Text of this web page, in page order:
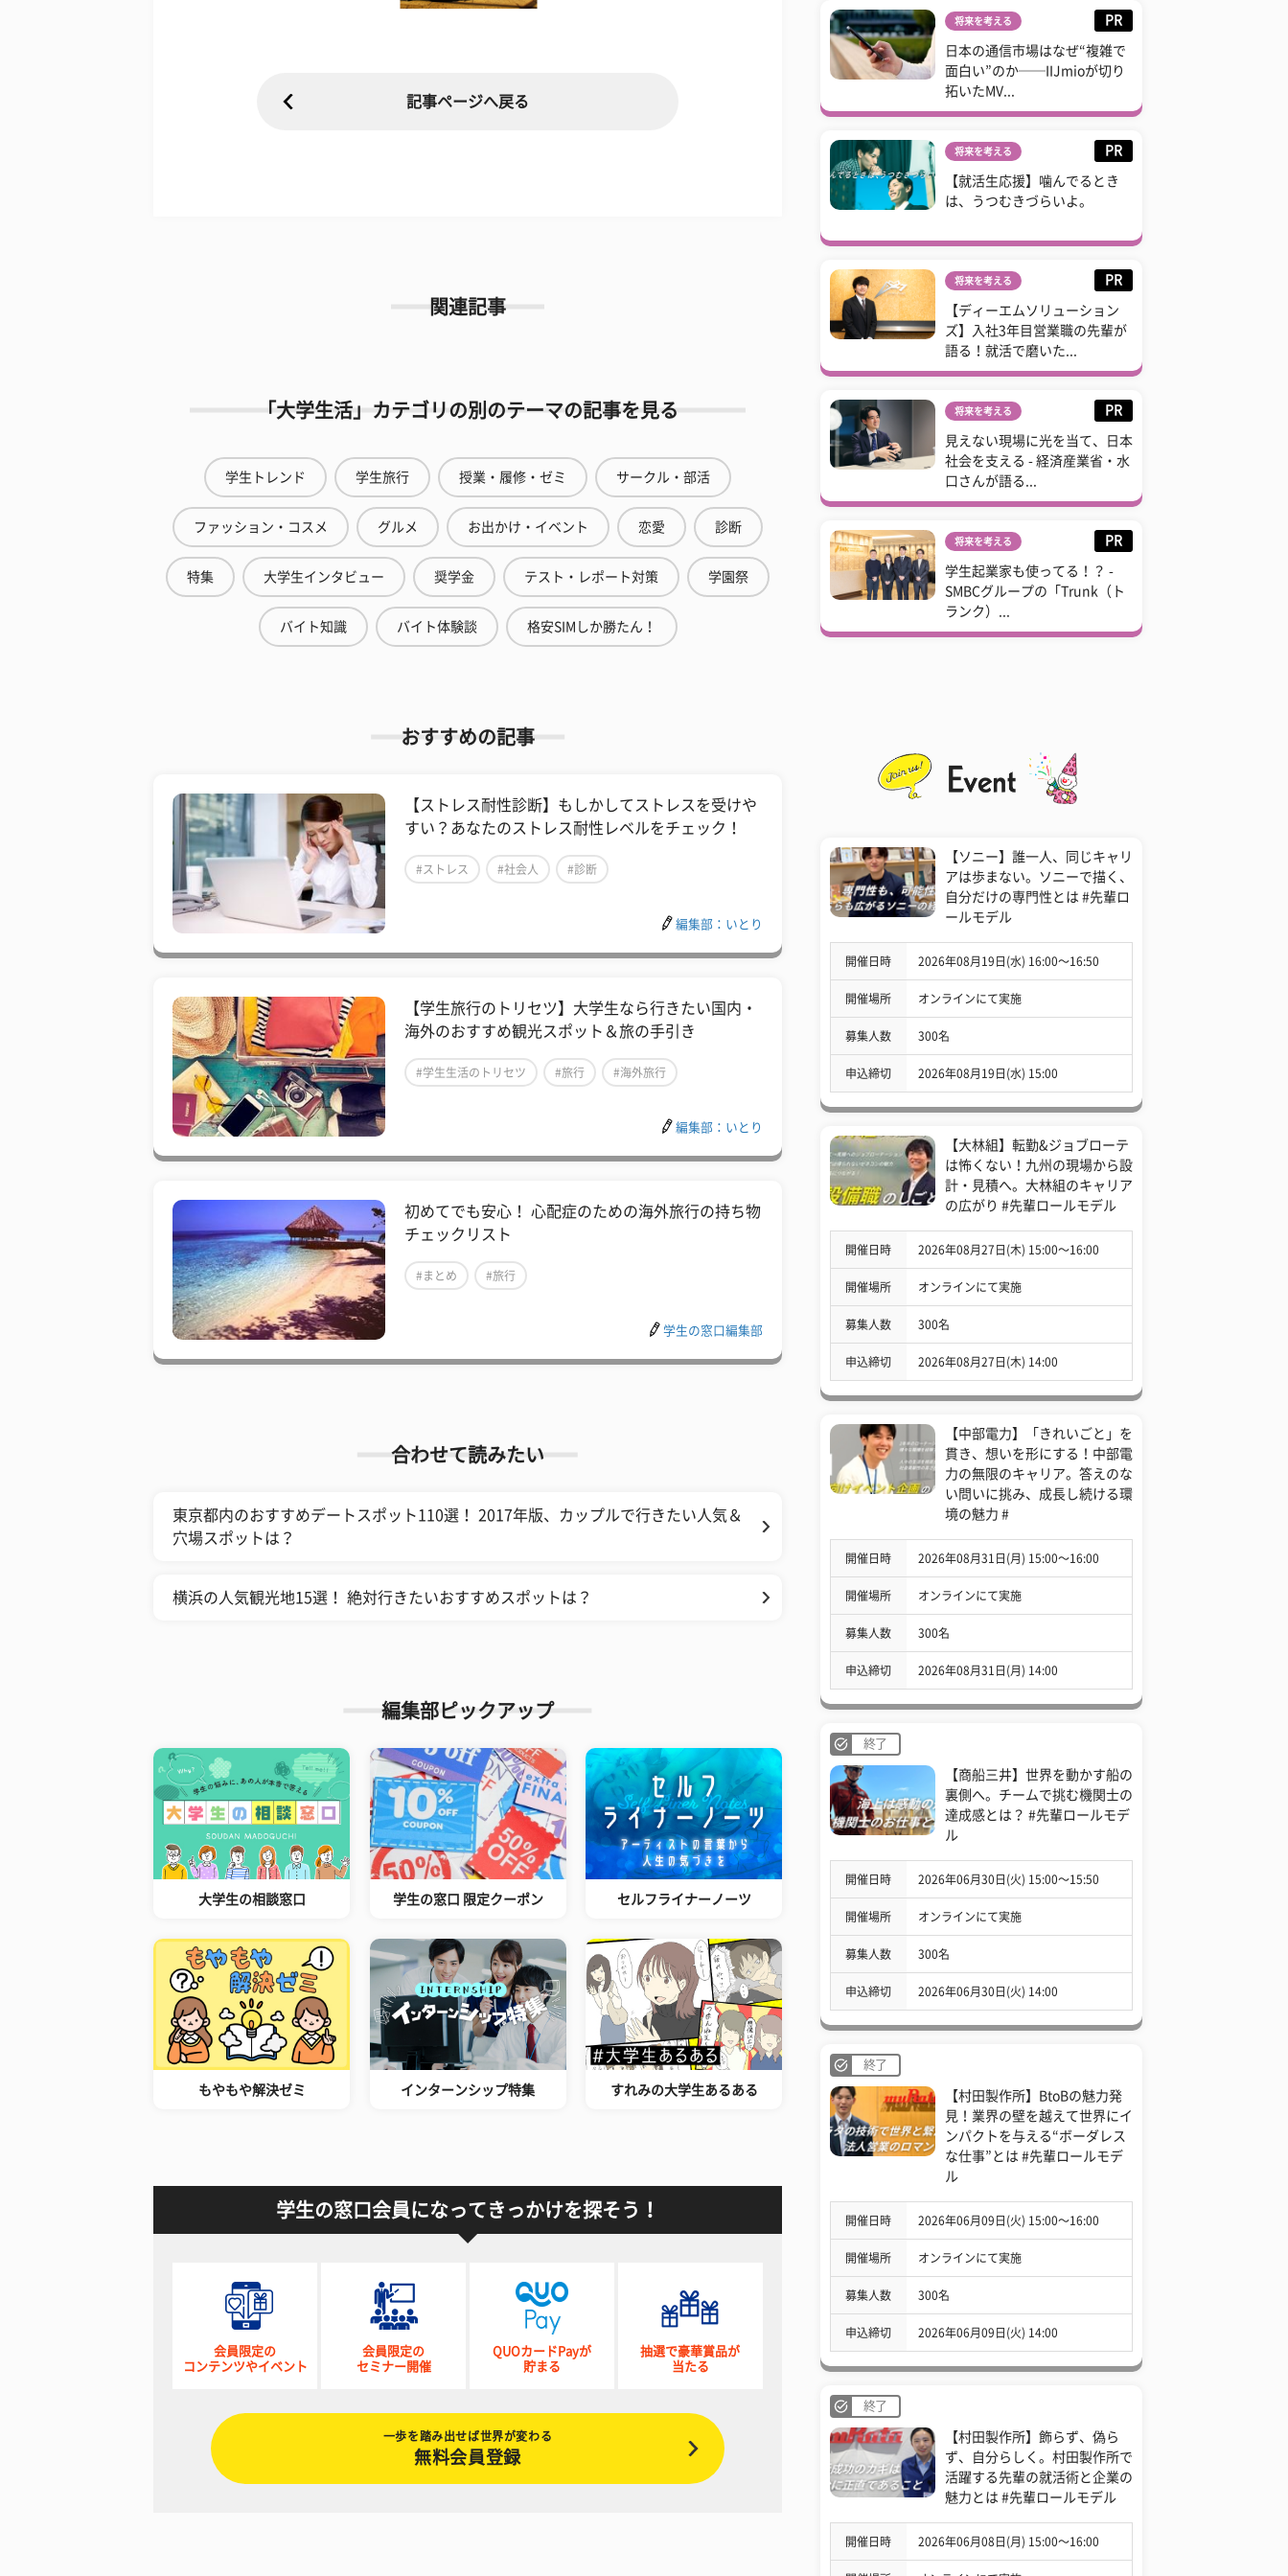
記事ページへ戻る
関連記事
「大学生活」カテゴリの別のテーマの記事を見る
学生トレンド 学生旅行 授業・履修・ゼミ サークル・部活
ファッション・コスメ グルメ お出かけ・イベント 恋愛 診断
特集 大学生インタビュー 奨学金 テスト・レポート対策 学園祭
バイト知識 バイト体験談 格安SIMしか勝たん！
おすすめの記事
【ストレス耐性診断】もしかしてストレスを受けや
すい？あなたのストレス耐性レベルをチェック！
#ストレス #社会人 #診断
編集部：いとり
【学生旅行のトリセツ】大学生なら行きたい国内・
海外のおすすめ観光スポット＆旅の手引き
#学生生活のトリセツ #旅行 #海外旅行
編集部：いとり
​初めてでも安心！ 心配症のための海外旅行の持ち物
チェックリスト
#まとめ #旅行
学生の窓口編集部
合わせて読みたい
東京都内のおすすめデートスポット110選！ 2017年版、カップルで行きたい人気＆
穴場スポットは？
横浜の人気観光地15選！ 絶対行きたいおすすめスポットは？
編集部ピックアップ
大学生の相談窓口 学生の窓口 限定クーポン セルフライナーノーツ
もやもや解決ゼミ インターンシップ特集 すれみの大学生あるある
学生の窓口会員になってきっかけを探そう！
会員限定の
コンテンツやイベント
会員限定の
セミナー開催
QUOカードPayが
貯まる
抽選で豪華賞品が
当たる
一歩を踏み出せば世界が変わる
無料会員登録
将来を考える PR
日本の通信市場はなぜ“複雑で
面白い”のか──IIJmioが切り
拓いたMV...
将来を考える PR
【就活生応援】噛んでるとき
は、うつむきづらいよ。
将来を考える PR
【ディーエムソリューション
ズ】入社3年目営業職の先輩が
語る！就活で磨いた...
将来を考える PR
見えない現場に光を当て、日本
社会を支える - 経済産業省・水
口さんが語る...
将来を考える PR
学生起業家も使ってる！？ -
SMBCグループの「Trunk（ト
ランク）...
【ソニー】誰一人、同じキャリ
アは歩まない。ソニーで描く、
自分だけの専門性とは #先輩ロ
ールモデル
開催日時 2026年08月19日(水) 16:00〜16:50
開催場所 オンラインにて実施
募集人数 300名
申込締切 2026年08月19日(水) 15:00
【大林組】転勤&ジョブローテ
は怖くない！九州の現場から設
計・見積へ。大林組のキャリア
の広がり #先輩ロールモデル
開催日時 2026年08月27日(木) 15:00〜16:00
開催場所 オンラインにて実施
募集人数 300名
申込締切 2026年08月27日(木) 14:00
【中部電力】「きれいごと」を
貫き、想いを形にする！中部電
力の無限のキャリア。答えのな
い問いに挑み、成長し続ける環
境の魅力 #
開催日時 2026年08月31日(月) 15:00〜16:00
開催場所 オンラインにて実施
募集人数 300名
申込締切 2026年08月31日(月) 14:00
終了
【商船三井】世界を動かす船の
裏側へ。チームで挑む機関士の
達成感とは？ #先輩ロールモデ
ル
開催日時 2026年06月30日(火) 15:00〜15:50
開催場所 オンラインにて実施
募集人数 300名
申込締切 2026年06月30日(火) 14:00
終了
【村田製作所】BtoBの魅力発
見！業界の壁を越えて世界にイ
ンパクトを与える“ボーダレス
な仕事”とは #先輩ロールモデ
ル
開催日時 2026年06月09日(火) 15:00〜16:00
開催場所 オンラインにて実施
募集人数 300名
申込締切 2026年06月09日(火) 14:00
終了
【村田製作所】飾らず、偽ら
ず、自分らしく。村田製作所で
活躍する先輩の就活術と企業の
魅力とは #先輩ロールモデル
開催日時 2026年06月08日(月) 15:00〜16:00